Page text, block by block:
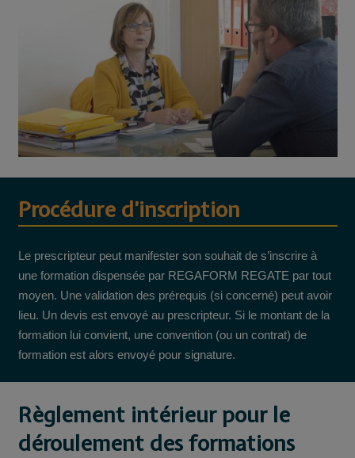
Procédure d’inscription
Le prescripteur peut manifester son souhait de s’inscrire à
une formation dispensée par REGAFORM REGATE par tout
moyen. Une validation des prérequis (si concerné) peut avoir
lieu. Un devis est envoyé au prescripteur. Si le montant de la
formation lui convient, une convention (ou un contrat) de
formation est alors envoyé pour signature.
Règlement intérieur pour le
déroulement des formations